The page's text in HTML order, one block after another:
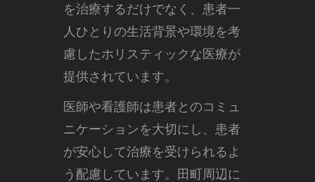
を治療するだけでなく、患者一
人ひとりの生活背景や環境を考
慮したホリスティックな医療が
提供されています。
医師や看護師は患者とのコミュ
ニケーションを大切にし、患者
が安心して治療を受けられるよ
う配慮しています。田町周辺に